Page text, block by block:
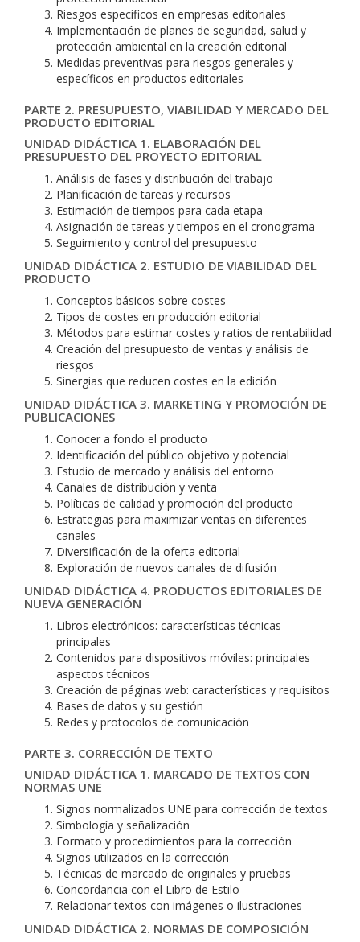
Riesgos específicos en empresas editoriales
Implementación de planes de seguridad, salud y
protección ambiental en la creación editorial
Medidas preventivas para riesgos generales y
específicos en productos editoriales
PARTE 2. PRESUPUESTO, VIABILIDAD Y MERCADO DEL
PRODUCTO EDITORIAL
UNIDAD DIDÁCTICA 1. ELABORACIÓN DEL
PRESUPUESTO DEL PROYECTO EDITORIAL
Análisis de fases y distribución del trabajo
Planificación de tareas y recursos
Estimación de tiempos para cada etapa
Asignación de tareas y tiempos en el cronograma
Seguimiento y control del presupuesto
UNIDAD DIDÁCTICA 2. ESTUDIO DE VIABILIDAD DEL
PRODUCTO
Conceptos básicos sobre costes
Tipos de costes en producción editorial
Métodos para estimar costes y ratios de rentabilidad
Creación del presupuesto de ventas y análisis de
riesgos
Sinergias que reducen costes en la edición
UNIDAD DIDÁCTICA 3. MARKETING Y PROMOCIÓN DE
PUBLICACIONES
Conocer a fondo el producto
Identificación del público objetivo y potencial
Estudio de mercado y análisis del entorno
Canales de distribución y venta
Políticas de calidad y promoción del producto
Estrategias para maximizar ventas en diferentes
canales
Diversificación de la oferta editorial
Exploración de nuevos canales de difusión
UNIDAD DIDÁCTICA 4. PRODUCTOS EDITORIALES DE
NUEVA GENERACIÓN
Libros electrónicos: características técnicas
principales
Contenidos para dispositivos móviles: principales
aspectos técnicos
Creación de páginas web: características y requisitos
Bases de datos y su gestión
Redes y protocolos de comunicación
PARTE 3. CORRECCIÓN DE TEXTO
UNIDAD DIDÁCTICA 1. MARCADO DE TEXTOS CON
NORMAS UNE
Signos normalizados UNE para corrección de textos
Simbología y señalización
Formato y procedimientos para la corrección
Signos utilizados en la corrección
Técnicas de marcado de originales y pruebas
Concordancia con el Libro de Estilo
Relacionar textos con imágenes o ilustraciones
UNIDAD DIDÁCTICA 2. NORMAS DE COMPOSICIÓN